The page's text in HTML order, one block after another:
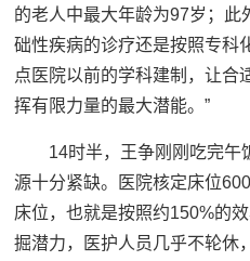
的老人中最大年龄为97岁；此
础性疾病的诊疗还是按照专科
点医院以前的学科建制，让合
挥有限力量的最大潜能。”
14时半，王争刚刚吃完午
源十分紧缺。医院核定床位
床位，也就是按照约150%的
掘潜力，医护人员几乎不轮休